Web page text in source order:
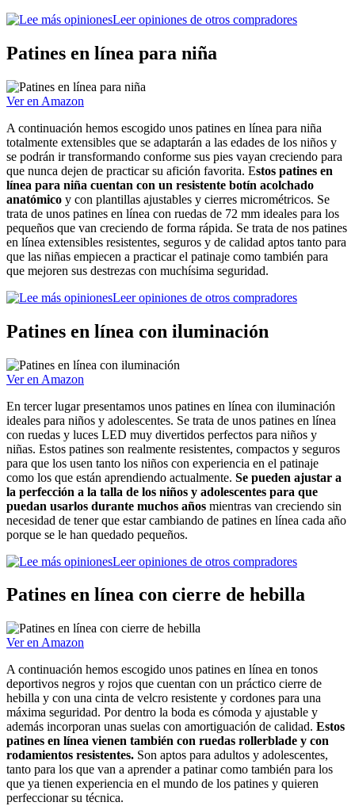
Leer opiniones de otros compradores
Patines en línea para niña
Ver en Amazon
A continuación hemos escogido unos patines en línea para niña
totalmente extensibles que se adaptarán a las edades de los niños y
se podrán ir transformando conforme sus pies vayan creciendo para
que nunca dejen de practicar su afición favorita. Estos patines en
línea para niña cuentan con un resistente botín acolchado
anatómico y con plantillas ajustables y cierres micrométricos. Se
trata de unos patines en línea con ruedas de 72 mm ideales para los
pequeños que van creciendo de forma rápida. Se trata de nos patines
en línea extensibles resistentes, seguros y de calidad aptos tanto para
que las niñas empiecen a practicar el patinaje como también para
que mejoren sus destrezas con muchísima seguridad.
Leer opiniones de otros compradores
Patines en línea con iluminación
Ver en Amazon
En tercer lugar presentamos unos patines en línea con iluminación
ideales para niños y adolescentes. Se trata de unos patines en línea
con ruedas y luces LED muy divertidos perfectos para niños y
niñas. Estos patines son realmente resistentes, compactos y seguros
para que los usen tanto los niños con experiencia en el patinaje
como los que están aprendiendo actualmente. Se pueden ajustar a
la perfección a la talla de los niños y adolescentes para que
puedan usarlos durante muchos años mientras van creciendo sin
necesidad de tener que estar cambiando de patines en línea cada año
porque se le han quedado pequeños.
Leer opiniones de otros compradores
Patines en línea con cierre de hebilla
Ver en Amazon
A continuación hemos escogido unos patines en línea en tonos
deportivos negros y rojos que cuentan con un práctico cierre de
hebilla y con una cinta de velcro resistente y cordones para una
máxima seguridad. Por dentro la boda es cómoda y ajustable y
además incorporan unas suelas con amortiguación de calidad. Estos
patines en línea vienen también con ruedas rollerblade y con
rodamientos resistentes. Son aptos para adultos y adolescentes,
tanto para los que van a aprender a patinar como también para los
que ya tienen experiencia en el mundo de los patines y quieren
perfeccionar su técnica.